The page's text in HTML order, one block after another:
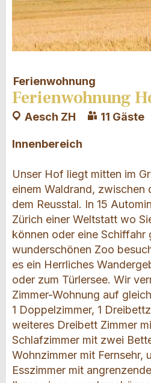
Ferienwohnung
Ferienwohnung
Aesch ZH 11 Gäste
Innenbereich
Unser Hof liegt mitten im
einem Waldrand, zwischen
dem Reusstal. In 15
Zürich einer Weltstatt wo
können oder eine Schiffahr
wunderschönen Zoo
es ein Herrliches
oder zum Türlersee. Wir
Zimmer-Wohnung auf
1 Doppelzimmer, 1
weiteres Dreibett Zimmer
Schlafzimmer mit zwei
Wohnzimmer mit Fernsehr,
Esszimmer mit